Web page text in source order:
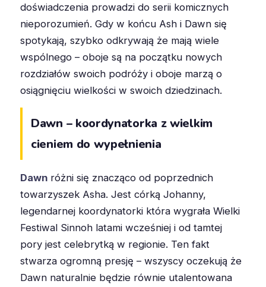
doświadczenia prowadzi do serii komicznych
nieporozumień. Gdy w końcu Ash i Dawn się
spotykają, szybko odkrywają że mają wiele
wspólnego – oboje są na początku nowych
rozdziałów swoich podróży i oboje marzą o
osiągnięciu wielkości w swoich dziedzinach.
Dawn – koordynatorka z wielkim
cieniem do wypełnienia
Dawn różni się znacząco od poprzednich
towarzyszek Asha. Jest córką Johanny,
legendarnej koordynatorki która wygrała Wielki
Festiwal Sinnoh latami wcześniej i od tamtej
pory jest celebrytką w regionie. Ten fakt
stwarza ogromną presję – wszyscy oczekują że
Dawn naturalnie będzie równie utalentowana